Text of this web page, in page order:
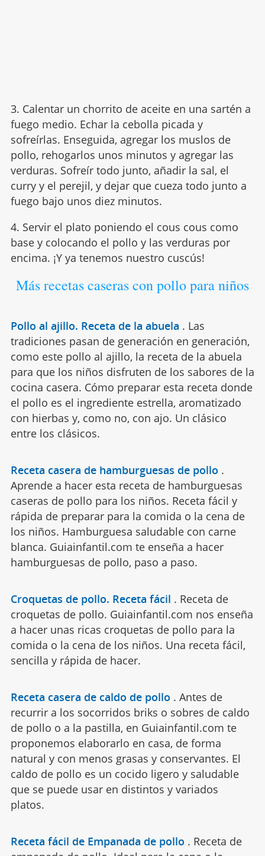
3. Calentar un chorrito de aceite en una sartén a
fuego medio. Echar la cebolla picada y
sofreírlas. Enseguida, agregar los muslos de
pollo, rehogarlos unos minutos y agregar las
verduras. Sofreír todo junto, añadir la sal, el
curry y el perejil, y dejar que cueza todo junto a
fuego bajo unos diez minutos.
4. Servir el plato poniendo el cous cous como
base y colocando el pollo y las verduras por
encima. ¡Y ya tenemos nuestro cuscús!
Más recetas caseras con pollo para niños
Pollo al ajillo. Receta de la abuela . Las
tradiciones pasan de generación en generación,
como este pollo al ajillo, la receta de la abuela
para que los niños disfruten de los sabores de la
cocina casera. Cómo preparar esta receta donde
el pollo es el ingrediente estrella, aromatizado
con hierbas y, como no, con ajo. Un clásico
entre los clásicos.
Receta casera de hamburguesas de pollo .
Aprende a hacer esta receta de hamburguesas
caseras de pollo para los niños. Receta fácil y
rápida de preparar para la comida o la cena de
los niños. Hamburguesa saludable con carne
blanca. Guiainfantil.com te enseña a hacer
hamburguesas de pollo, paso a paso.
Croquetas de pollo. Receta fácil . Receta de
croquetas de pollo. Guiainfantil.com nos enseña
a hacer unas ricas croquetas de pollo para la
comida o la cena de los niños. Una receta fácil,
sencilla y rápida de hacer.
Receta casera de caldo de pollo . Antes de
recurrir a los socorridos briks o sobres de caldo
de pollo o a la pastilla, en Guiainfantil.com te
proponemos elaborarlo en casa, de forma
natural y con menos grasas y conservantes. El
caldo de pollo es un cocido ligero y saludable
que se puede usar en distintos y variados
platos.
Receta fácil de Empanada de pollo . Receta de